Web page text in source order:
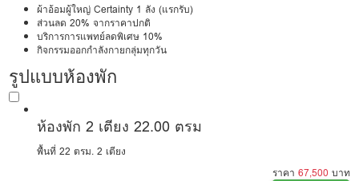
ผ้าอ้อมผู้ใหญ่ Certainty 1 ลัง (แรกรับ)
ส่วนลด 20% จากราคาปกติ
บริการการแพทย์ลดพิเศษ 10%
กิจกรรมออกกำลังกายกลุ่มทุกวัน
รูปแบบห้องพัก
ห้องพัก 2 เตียง 22.00 ตรม
พื้นที่ 22 ตรม. 2 เตียง
ราคา 67,500 บาท